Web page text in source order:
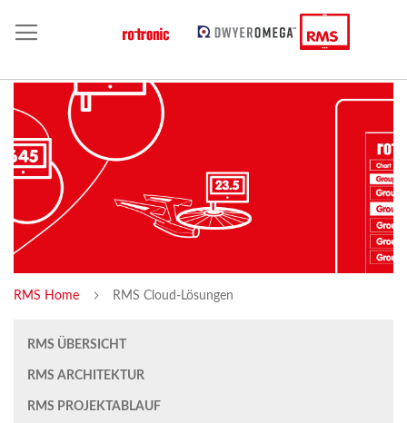
RMS Home RMS Cloud-Lösungen
RMS ÜBERSICHT
RMS ARCHITEKTUR
RMS PROJEKTABLAUF